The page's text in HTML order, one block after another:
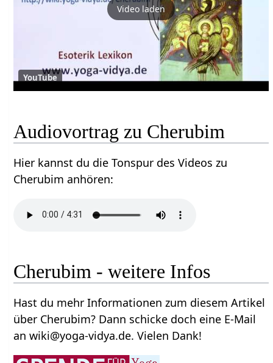
Video laden
YouTube
Audiovortrag zu Cherubim
Hier kannst du die Tonspur des Videos zu
Cherubim anhören:
Cherubim - weitere Infos
Hast du mehr Informationen zum diesem Artikel
über Cherubim? Dann schicke doch eine E-Mail
an wiki@yoga-vidya.de. Vielen Dank!